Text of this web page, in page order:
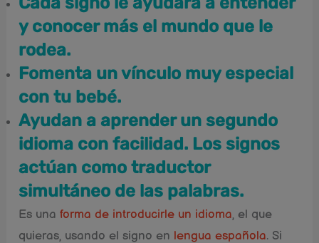
y conocer más el mundo que le
rodea.
Fomenta un vínculo muy especial
con tu bebé.
Ayudan a aprender un segundo
idioma con facilidad. Los signos
actúan como traductor
simultáneo de las palabras.
Es unaforma de introducirle un idioma, el que
quieras, usando el signo en lengua española. Si